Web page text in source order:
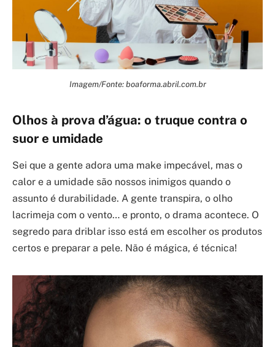
Imagem/Fonte: boaforma.abril.com.br
Olhos à prova d’água: o truque contra o
suor e umidade
Sei que a gente adora uma make impecável, mas o
calor e a umidade são nossos inimigos quando o
assunto é durabilidade. A gente transpira, o olho
lacrimeja com o vento… e pronto, o drama acontece. O
segredo para driblar isso está em escolher os produtos
certos e preparar a pele. Não é mágica, é técnica!